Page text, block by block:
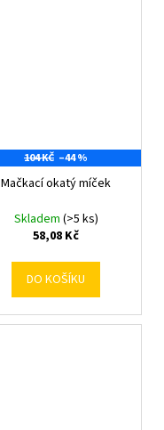
104 KČ –44 %
Mačkací okatý míček
Skladem (>5 ks)
58,08 Kč
DO KOŠÍKU